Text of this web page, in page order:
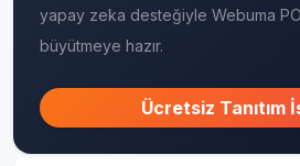
yapay zeka desteğiyle Webuma
büyütmeye hazır.
Ücretsiz Tanıtım